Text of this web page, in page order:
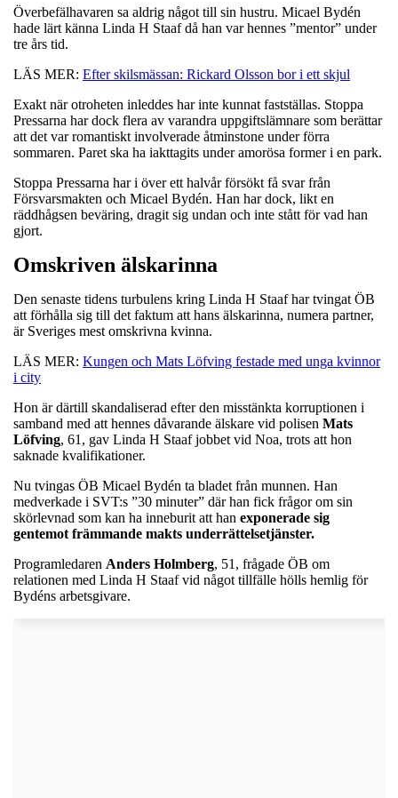
Överbefälhavaren sa aldrig något till sin hustru. Micael Bydén
hade lärt känna Linda H Staaf då han var hennes ”mentor” under
tre års tid.
LÄS MER: Efter skilsmässan: Rickard Olsson bor i ett skjul
Exakt när otroheten inleddes har inte kunnat fastställas. Stoppa
Pressarna har dock flera av varandra uppgiftslämnare som berättar
att det var romantiskt involverade åtminstone under förra
sommaren. Paret ska ha iakttagits under amorösa former i en park.
Stoppa Pressarna har i över ett halvår försökt få svar från
Försvarsmakten och Micael Bydén. Han har dock, likt en
räddhågsen beväring, dragit sig undan och inte stått för vad han
gjort.
Omskriven älskarinna
Den senaste tidens turbulens kring Linda H Staaf har tvingat ÖB
att förhålla sig till det faktum att hans älskarinna, numera partner,
är Sveriges mest omskrivna kvinna.
LÄS MER: Kungen och Mats Löfving festade med unga kvinnor
i city
Hon är därtill skandaliserad efter den misstänkta korruptionen i
samband med att hennes dåvarande älskare vid polisen Mats
Löfving, 61, gav Linda H Staaf jobbet vid Noa, trots att hon
saknade kvalifikationer.
Nu tvingas ÖB Micael Bydén ta bladet från munnen. Han
medverkade i SVT:s ”30 minuter” där han fick frågor om sin
skörlevnad som kan ha inneburit att han exponerade sig
gentemot främmande makts underrättelsetjänster.
Programledaren Anders Holmberg, 51, frågade ÖB om
relationen med Linda H Staaf vid något tillfälle hölls hemlig för
Bydéns arbetsgivare.